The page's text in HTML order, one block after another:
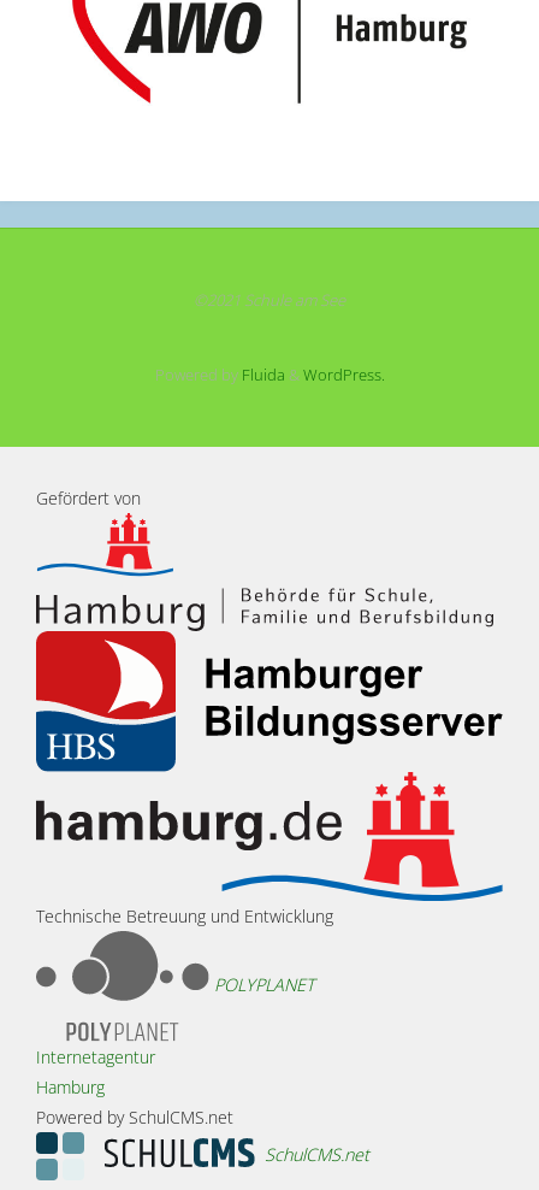
©2021 Schule am See
Powered byFluida &WordPress.
Gefördert von
Technische Betreuung und Entwicklung
POLYPLANET
Internetagentur
Hamburg
Powered by SchulCMS.net
SchulCMS.net